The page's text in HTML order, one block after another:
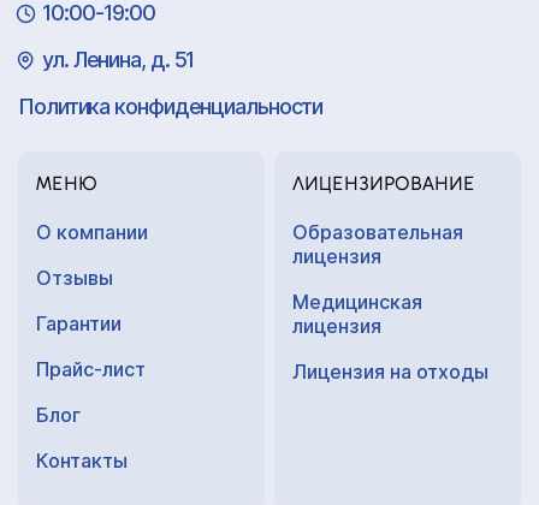
10:00-19:00
ул. Ленина, д. 51
Политика конфиденциальности
МЕНЮ
О компании
Отзывы
Гарантии
Прайс-лист
Блог
Контакты
ЛИЦЕНЗИРОВАНИЕ
Образовательная
лицензия
Медицинская
лицензия
Лицензия на отходы